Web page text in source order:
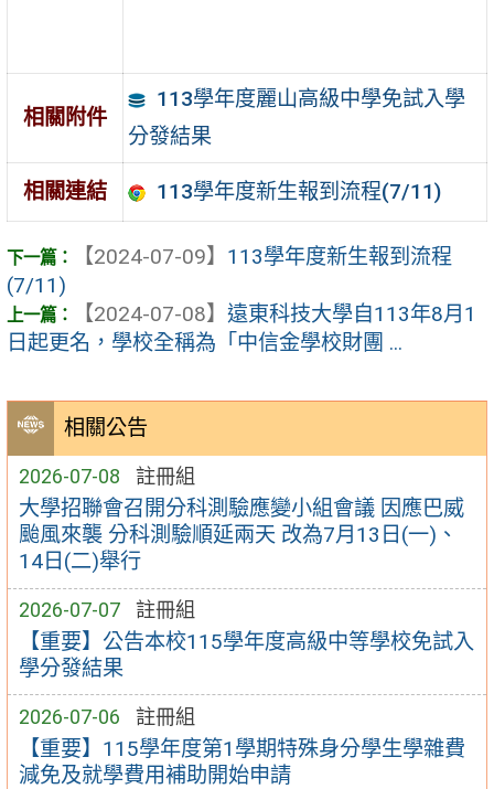
相關公告
2026-07-08 註冊組
大學招聯會召開分科測驗應變小組會議 因應巴威
颱風來襲 分科測驗順延兩天 改為7月13日(一)、
14日(二)舉行
2026-07-07 註冊組
【重要】公告本校115學年度高級中等學校免試入
學分發結果
2026-07-06 註冊組
【重要】115學年度第1學期特殊身分學生學雜費
減免及就學費用補助開始申請
相關附件
113學年度麗山高級中學免試入學
分發結果
相關連結 113學年度新生報到流程(7/11)
【2024-07-09】 113學年度新生報到流程
(7/11)
【2024-07-08】 遠東科技大學自113年8月1
日起更名，學校全稱為「中信金學校財團 ...